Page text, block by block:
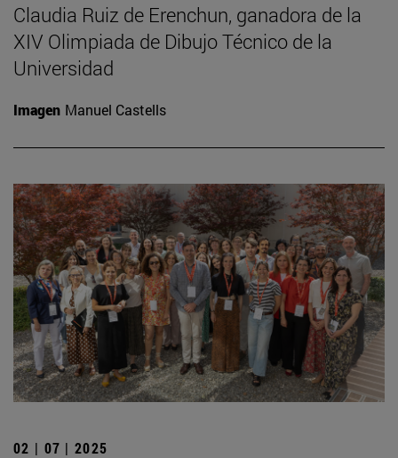
Claudia Ruiz de Erenchun, ganadora de la
XIV Olimpiada de Dibujo Técnico de la
Universidad
Imagen Manuel Castells
02 | 07 | 2025